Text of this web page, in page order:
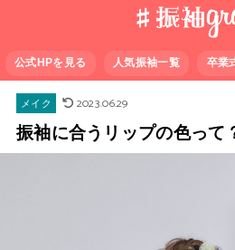
公式HPを見る 人気振袖一覧 卒業
メイク
2023.06.29
振袖に合うリップの色って